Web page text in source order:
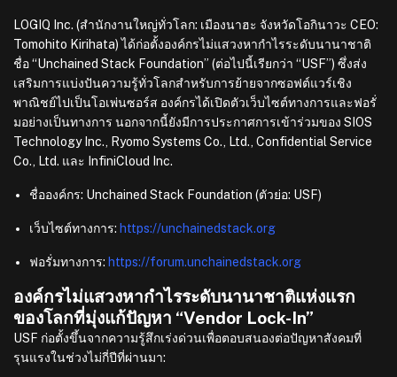
LOGIQ Inc. (สำนักงานใหญ่ทั่วโลก: เมืองนาฮะ จังหวัดโอกินาวะ CEO:
Tomohito Kirihata) ได้ก่อตั้งองค์กรไม่แสวงหากำไรระดับนานาชาติ
ชื่อ “Unchained Stack Foundation” (ต่อไปนี้เรียกว่า “USF”) ซึ่งส่ง
เสริมการแบ่งปันความรู้ทั่วโลกสำหรับการย้ายจากซอฟต์แวร์เชิง
พาณิชย์ไปเป็นโอเพ่นซอร์ส องค์กรได้เปิดตัวเว็บไซต์ทางการและฟอรั่
มอย่างเป็นทางการ นอกจากนี้ยังมีการประกาศการเข้าร่วมของ SIOS
Technology Inc., Ryomo Systems Co., Ltd., Confidential Service
Co., Ltd. และ InfiniCloud Inc.
ชื่อองค์กร: Unchained Stack Foundation (ตัวย่อ: USF)
เว็บไซต์ทางการ: https://unchainedstack.org
ฟอรั่มทางการ: https://forum.unchainedstack.org
องค์กรไม่แสวงหากำไรระดับนานาชาติแห่งแรก
ของโลกที่มุ่งแก้ปัญหา “Vendor Lock-In”
USF ก่อตั้งขึ้นจากความรู้สึกเร่งด่วนเพื่อตอบสนองต่อปัญหาสังคมที่
รุนแรงในช่วงไม่กี่ปีที่ผ่านมา: